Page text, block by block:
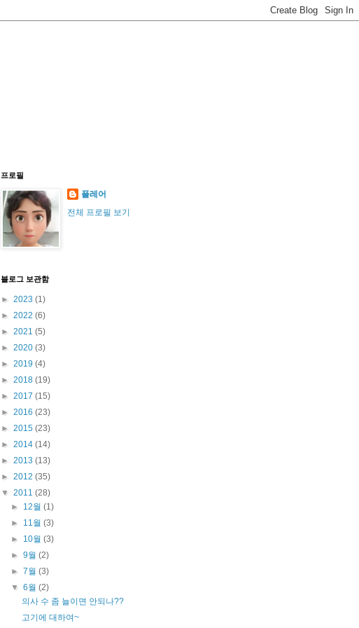
프로필
플레어
전체 프로필 보기
블로그 보관함
► 2023 (1)
► 2022 (6)
► 2021 (5)
► 2020 (3)
► 2019 (4)
► 2018 (19)
► 2017 (15)
► 2016 (23)
► 2015 (23)
► 2014 (14)
► 2013 (13)
► 2012 (35)
▼ 2011 (28)
► 12월(1)
► 11월(3)
► 10월(3)
►9월(2)
►7월(3)
▼6월(2)
의사 수 좀 늘이면 안되나??
고기에 대하여~